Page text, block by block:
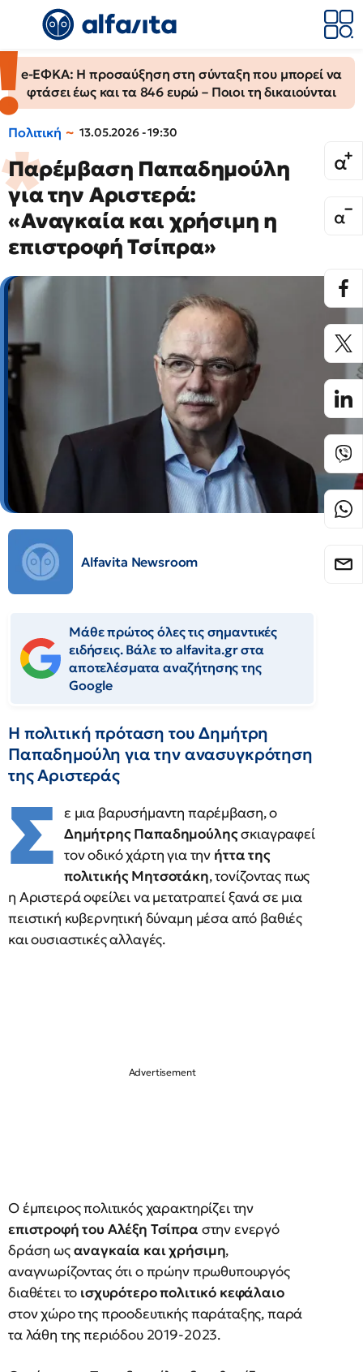
e-ΕΦΚΑ: Η προσαύξηση στη σύνταξη που μπορεί να
φτάσει έως και τα 846 ευρώ – Ποιοι τη δικαιούνται
Πολιτική 13.05.2026 - 19:30
Παρέμβαση Παπαδημούλη
για την Αριστερά:
«Αναγκαία και χρήσιμη η
επιστροφή Τσίπρα»
Alfavita Newsroom
Μάθε πρώτος όλες τις σημαντικές
ειδήσεις. Βάλε το alfavita.gr στα
αποτελέσματα αναζήτησης της
Google
Η πολιτική πρόταση του Δημήτρη
Παπαδημούλη για την ανασυγκρότηση
της Αριστεράς
Σ ε μια βαρυσήμαντη παρέμβαση, ο
Δημήτρης Παπαδημούληςσκιαγραφεί
τον οδικό χάρτη για την ήττα της
πολιτικής Μητσοτάκη, τονίζοντας πως
η Αριστερά οφείλει να μετατραπεί ξανά σε μια
πειστική κυβερνητική δύναμη μέσα από βαθιές
και ουσιαστικές αλλαγές.
Ο έμπειρος πολιτικός χαρακτηρίζει την
επιστροφή του Αλέξη Τσίπρα στην ενεργό
δράση ωςαναγκαία και χρήσιμη,
αναγνωρίζοντας ότι ο πρώην πρωθυπουργός
διαθέτει το ισχυρότερο πολιτικό κεφάλαιο
στον χώρο της προοδευτικής παράταξης, παρά
τα λάθη της περιόδου 2019-2023.